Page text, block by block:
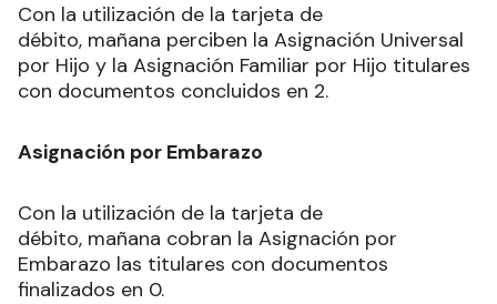
Con la utilización de la tarjeta de
débito, mañana perciben la Asignación Universal
por Hijo y la Asignación Familiar por Hijo titulares
con documentos concluidos en 2.
Asignación por Embarazo
Con la utilización de la tarjeta de
débito, mañana cobran la Asignación por
Embarazo las titulares con documentos
finalizados en 0.